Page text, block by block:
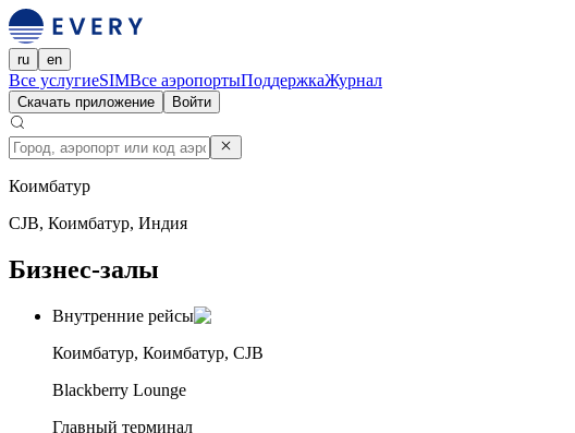
ru en
Все услугиeSIMВсе аэропортыПоддержкаЖурнал
Скачать приложение Войти
Коимбатур
CJB, Коимбатур, Индия
Бизнес-залы
Внутренние рейсы
Коимбатур, Коимбатур, CJB
Blackberry Lounge
Главный терминал